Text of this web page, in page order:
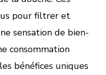
pour filtrer et
sensation de bien-
consommation
bénéfices uniques